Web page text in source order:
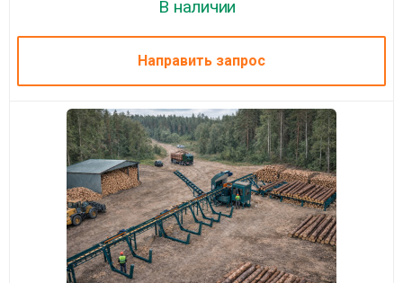
В наличии
Направить запрос